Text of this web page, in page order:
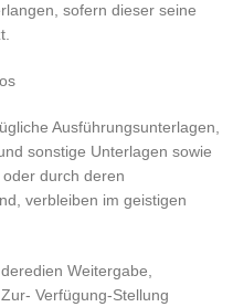
sofern dieser seine
Ausführungsunterlagen,
sonstige Unterlagen sowie
durch deren
verbleiben im geistigen
Weitergabe,
Verfügung-Stellung